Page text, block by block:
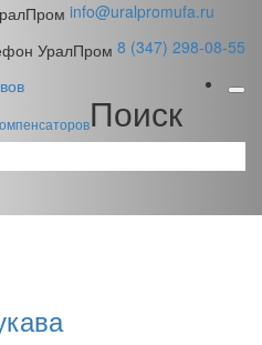
info@uralpromufa.ru
8 (347) 298‑08‑55
Поиск